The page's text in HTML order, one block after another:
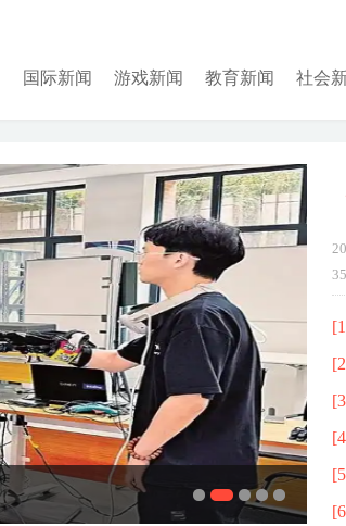
国际新闻 游戏新闻 教育新闻 社会